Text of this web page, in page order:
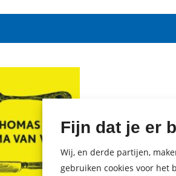
Fijn dat je er
Wij, en derde partijen,
gebruiken cookies voor het